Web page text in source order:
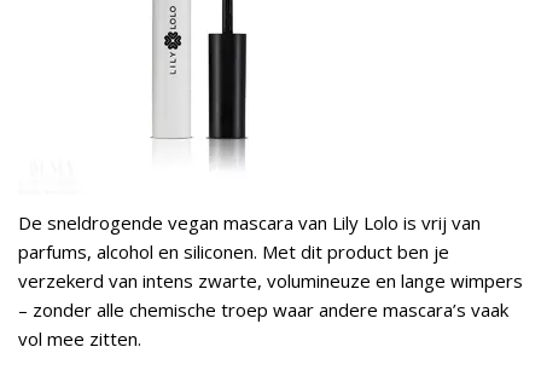
De sneldrogende vegan mascara van Lily Lolo is vrij van
parfums, alcohol en siliconen. Met dit product ben je
verzekerd van intens zwarte, volumineuze en lange wimpers
– zonder alle chemische troep waar andere mascara’s vaak
vol mee zitten.